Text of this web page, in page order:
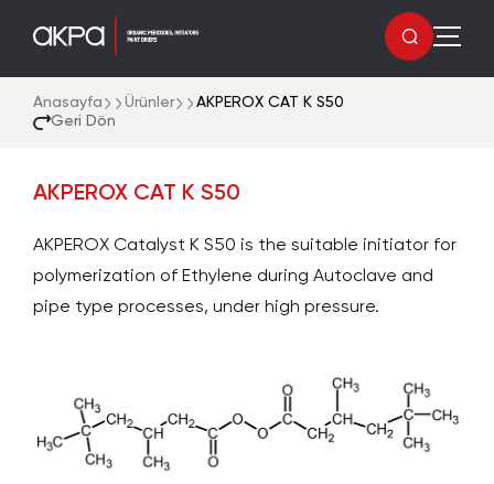
Geri Dön
Anasayfa Ürünler AKPEROX CAT K S50
AKPEROX CAT K S50
AKPEROX Catalyst K S50 is the suitable initiator for
polymerization of Ethylene during Autoclave and
pipe type processes, under high pressure.